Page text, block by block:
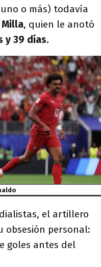
o más) todavía
, quien le anotó
y 39 días.
el artillero
obsesión personal:
goles antes del